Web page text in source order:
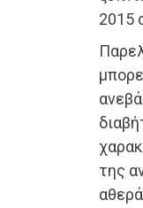
2015
της